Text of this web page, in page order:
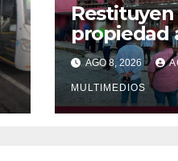
Restituyen
propiedad
víctimas
AGO 8, 2026
MULTIMEDIOS